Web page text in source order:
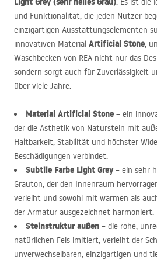
und Funktionalität, die jeden Nutzer
einzigartigen Ausstattungselementen
innovativen Material Artificial Stone,
Waschbecken von REA nicht nur das
sondern sorgt auch für Zuverlässigkeit
über viele Jahre.
Material Artificial Stone – ein
der die Ästhetik von Naturstein mit
Haltbarkeit, Stabilität und höchster
Beschädigungen verbindet.
Subtile Farbe Light Grey– ein sehr
Grauton, der den Innenraum
verleiht und sowohl mit warmen als
der Armatur ausgezeichnet harmoniert.
Steinstruktur außen – die rohe,
natürlichen Fels imitiert, verleiht der
unverwechselbaren, einzigartigen und